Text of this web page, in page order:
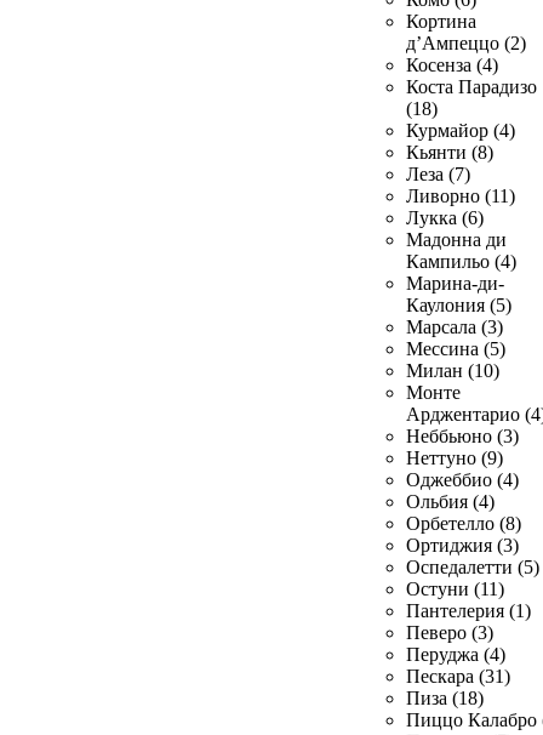
Кортина
д’Ампеццо (2)
Косенза (4)
Коста Парадизо
(18)
Курмайор (4)
Кьянти (8)
Леза (7)
Ливорно (11)
Лукка (6)
Мадонна ди
Кампильо (4)
Марина-ди-
Каулония (5)
Марсала (3)
Мессина (5)
Милан (10)
Монте
Арджентарио
Неббьюно (3)
Неттуно (9)
Оджеббио (4)
Ольбия (4)
Орбетелло (8)
Ортиджия (3)
Оспедалетти (5)
Остуни (11)
Пантелерия (1)
Певеро (3)
Перуджа (4)
Пескара (31)
Пиза (18)
Пиццо Калабро